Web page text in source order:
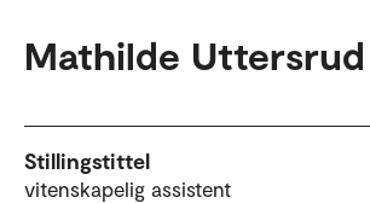
Mathilde
Stillingstittel
vitenskapelig assistent